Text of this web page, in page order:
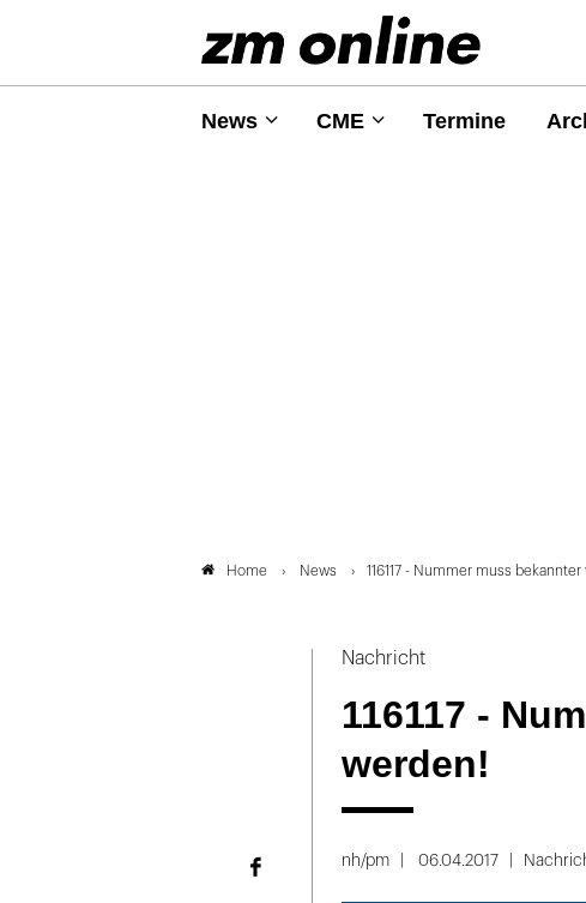
News CME Termine
Home News 116117 - Nummer muss bekannter
Nachricht
116117 -
werden!
nh/pm 06.04.2017